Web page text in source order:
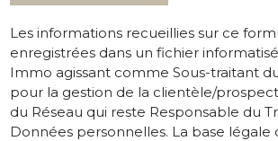
Les informations recueillies sur ce
enregistrées dans un fichier
Immo agissant comme Sous-traitant
pour la gestion de la clientèle/
du Réseau qui reste Responsable du
Données personnelles. La base